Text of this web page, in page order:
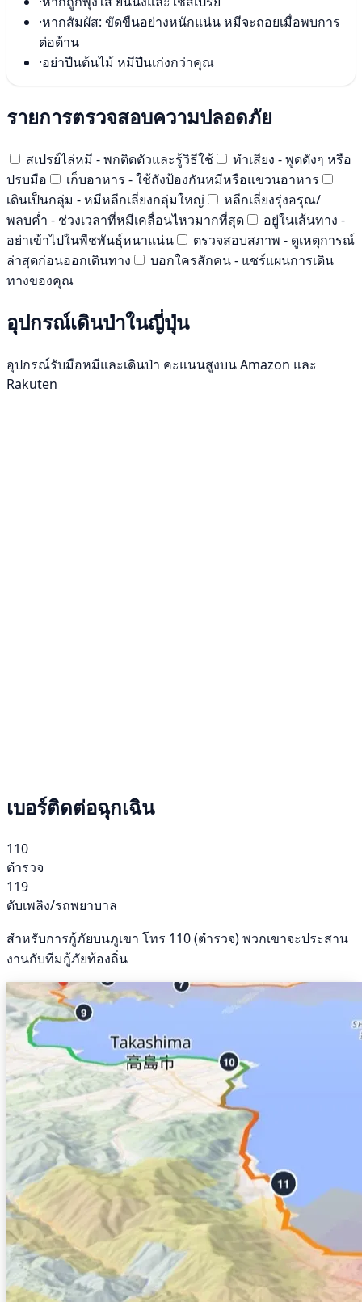
·หากสัมผัส: ขัดขืนอย่างหนักแน่น หมีจะถอยเมื่อพบการ
ต่อต้าน
·อย่าปีนต้นไม้ หมีปีนเก่งกว่าคุณ
รายการตรวจสอบความปลอดภัย
สเปรย์ไล่หมี - พกติดตัวและรู้วิธีใช้
ทำเสียง - พูดดังๆ หรือ
ปรบมือ
เก็บอาหาร - ใช้ถังป้องกันหมีหรือแขวนอาหาร
เดินเป็นกลุ่ม - หมีหลีกเลี่ยงกลุ่มใหญ่
หลีกเลี่ยงรุ่งอรุณ/
พลบค่ำ - ช่วงเวลาที่หมีเคลื่อนไหวมากที่สุด
อยู่ในเส้นทาง -
อย่าเข้าไปในพืชพันธุ์หนาแน่น
ตรวจสอบสภาพ - ดูเหตุการณ์
ล่าสุดก่อนออกเดินทาง
บอกใครสักคน - แชร์แผนการเดิน
ทางของคุณ
อุปกรณ์เดินป่าในญี่ปุ่น
อุปกรณ์รับมือหมีและเดินป่า คะแนนสูงบน Amazon และ
Rakuten
เบอร์ติดต่อฉุกเฉิน
110
ตำรวจ
119
ดับเพลิง/รถพยาบาล
สำหรับการกู้ภัยบนภูเขา โทร 110 (ตำรวจ) พวกเขาจะประสาน
งานกับทีมกู้ภัยท้องถิ่น